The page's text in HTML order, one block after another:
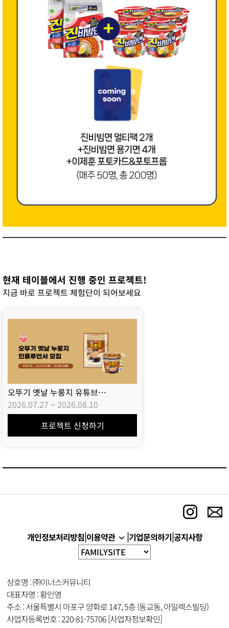
현재 테이블에서 진행 중인 프로젝트!
지금 바로 프로젝트 체험단이 되어보세요
오뚜기 옛날 누룽지 유튜브
크리에이터 모집
2026.07.27 ~ 2026.08.10
프로젝트 신청하기
개인정보처리방침|이용약관 |기업문의하기|공지사항
상호명 : ㈜이너스커뮤니티
대표자명 : 황인영
주소 : 서울특별시 마포구 양화로 147, 5층 (동교동, 아일렉스빌딩)
사업자등록번호 : 220-81-75706[사업자정보확인]